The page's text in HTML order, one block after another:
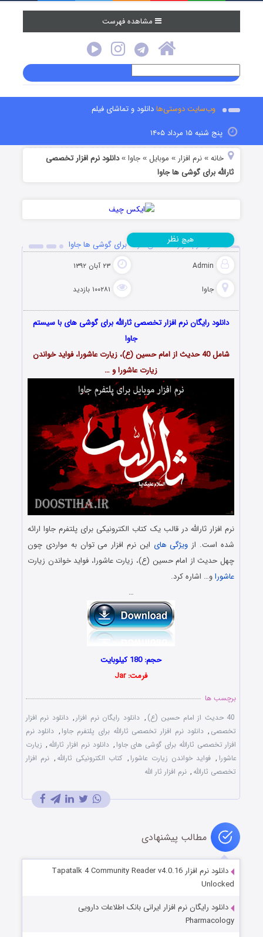
مشاهده فهرست
وب‌سایت دوستی‌هادانلود و تماشای فیلم
پنج شنبه ۱۵ مرداد ۱۴۰۵
خانه »نرم افزار » موبایل »جاوا »دانلود نرم افزار تخصصی
ثارالله برای گوشی ها جاوا
دانلود نرم افزار تخصصی ثارالله برای گوشی ها جاوا
Admin ۲۳ آبان ۱۳۹۲
جاوا ۱۰۰۲۸۱ بازدید
هیچ نظر
دانلود رایگان نرم افزار تخصصی ثارالله برای گوشی های با سیستم
جاوا
شامل 40 حدیث از امام حسین (ع)، زیارت عاشورا، فواید خواندن
زیارت عاشورا و …
نرم افزار ثارالله در قالب یک کتاب الکترونیکی برای پلتفرم جاوا ارائه
شده است. از ویژگی های این نرم افزار می توان به مواردی چون
چهل حدیث از امام حسین (ع)، زیارت عاشورا، فواید خواندن زیارت
عاشوراو… اشاره کرد.
…
حجم: 180 کیلوبایت
فرمت: Jar
برچسب ها
40 حدیث از امام حسین (ع)
, دانلود رایگان نرم افزار , دانلود نرم افزار
تخصصی , دانلود نرم افزار تخصصی ثارالله برای پلتفرم جاوا, دانلود نرم
افزار تخصصی ثارالله برای گوشی های جاوا, دانلود نرم افزار ثارالله , زیارت
عاشورا , فواید خواندن زیارت عاشورا, کتاب الکترونیکی ثارالله , نرم افزار
تخصصی ثارالله , نرم افزار ثار الله
مطالب پیشنهادی
دانلود نرم افزار Tapatalk 4 Community Reader v4.0.16
Unlocked
دانلود رایگان نرم افزار ایرانی بانک اطلاعات دارویی
Pharmacology